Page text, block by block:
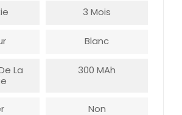
3 Mois
Blanc
La
300 MAh
Non